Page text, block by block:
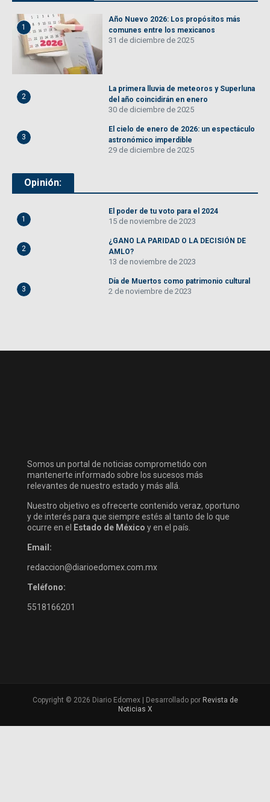
1
Año Nuevo 2026: Los propósitos más
comunes entre los mexicanos
31 de diciembre de 2025
2
La primera lluvia de meteoros y Superluna
del año coincidirán en enero
30 de diciembre de 2025
3
El cielo de enero de 2026: un espectáculo
astronómico imperdible
29 de diciembre de 2025
Opinión:
1
El poder de tu voto para el 2024
15 de noviembre de 2023
2
¿GANO LA PARIDAD O LA DECISIÓN DE
AMLO?
13 de noviembre de 2023
3
Día de Muertos como patrimonio cultural
2 de noviembre de 2023
Somos un portal de noticias comprometido con
mantenerte informado sobre los sucesos más
relevantes de nuestro estado y más allá.
Nuestro objetivo es ofrecerte contenido veraz, oportuno
y de interés para que siempre estés al tanto de lo que
ocurre en el
Estado de México y en el país.
Email:
redaccion@diarioedomex.com.mx
Teléfono:
5518166201
Copyright © 2026 Diario Edomex | Desarrollado por Revista de
Noticias X